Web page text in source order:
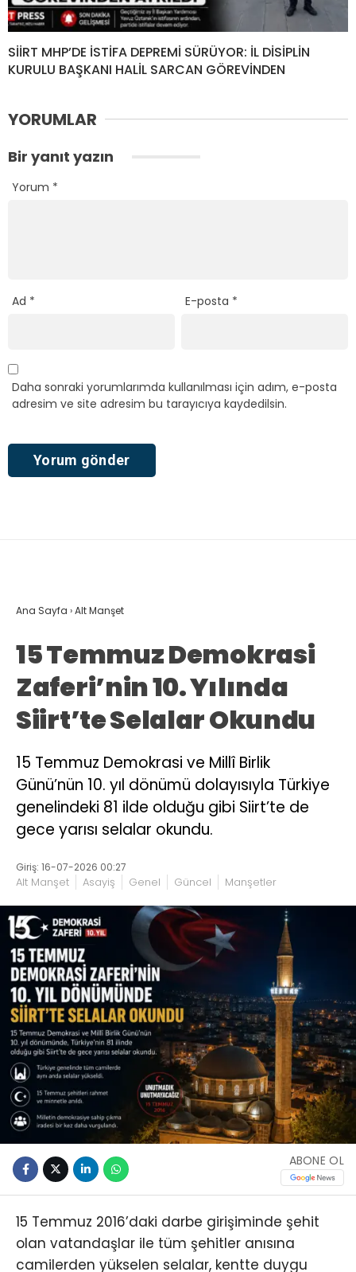
SİİRT MHP’DE İSTİFA DEPREMİ SÜRÜYOR: İL DİSİPLİN
KURULU BAŞKANI HALİL SARCAN GÖREVİNDEN
YORUMLAR
Bir yanıt yazın
Yorum *
Ad * E-posta *
Daha sonraki yorumlarımda kullanılması için adım, e-posta
adresim ve site adresim bu tarayıcıya kaydedilsin.
Ana Sayfa ›Alt Manşet
15 Temmuz Demokrasi
Zaferi’nin 10. Yılında
Siirt’te Selalar Okundu
15 Temmuz Demokrasi ve Millî Birlik
Günü’nün 10. yıl dönümü dolayısıyla Türkiye
genelindeki 81 ilde olduğu gibi Siirt’te de
gece yarısı selalar okundu.
Giriş: 16-07-2026 00:27
Alt Manşet Asayiş Genel Güncel Manşetler
ABONE OL
15 Temmuz 2016’daki darbe girişiminde şehit
olan vatandaşlar ile tüm şehitler anısına
camilerden yükselen selalar, kentte duygu